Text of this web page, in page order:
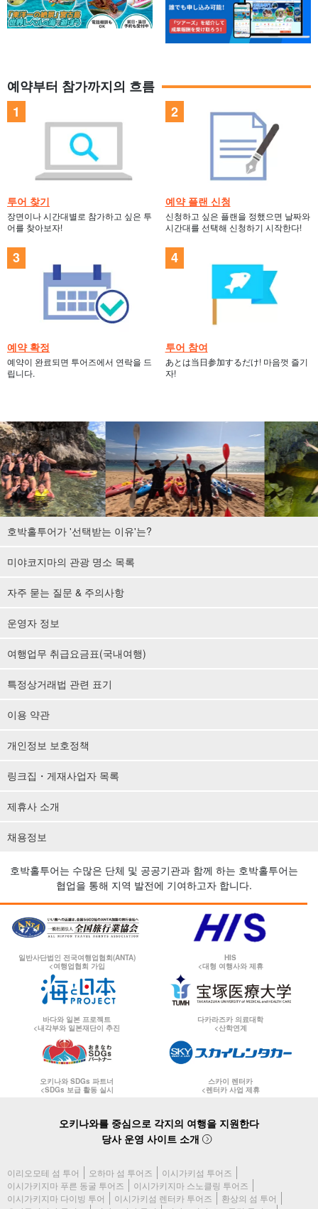
예약부터 참가까지의 흐름
투어 찾기
장면이나 시간대별로 참가하고 싶은 투
어를 찾아보자!
예약 플랜 신청
신청하고 싶은 플랜을 정했으면 날짜와
시간대를 선택해 신청하기 시작한다!
예약 확정
예약이 완료되면 투어즈에서 연락을 드
립니다.
투어 참여
あとは当日参加するだけ! 마음껏 즐기
자!
호박홀투어가 '선택받는 이유'는?
미야코지마의 관광 명소 목록
자주 묻는 질문 & 주의사항
운영자 정보
여행업무 취급요금표(국내여행)
특정상거래법 관련 표기
이용 약관
개인정보 보호정책
링크집・게재사업자 목록
제휴사 소개
채용정보
호박홀투어는 수많은 단체 및 공공기관과 함께 하는 호박홀투어는
협업을 통해 지역 발전에 기여하고자 합니다.
일반사단법인 전국여행업협회(ANTA)
<여행업협회 가입
HIS
<대형 여행사와 제휴
바다와 일본 프로젝트
<내각부와 일본재단이 추진
다카라즈카 의료대학
<산학연계
오키나와 SDGs 파트너
<SDGs 보급 활동 실시
스카이 렌터카
<렌터카 사업 제휴
오키나와를 중심으로 각지의 여행을 지원한다
당사 운영 사이트 소개
이리오모테 섬 투어 오하마 섬 투어즈
이시가키섬 투어즈
이시가키지마 푸른 동굴 투어즈
이시가키지마 스노클링 투어즈
이시가키지마 다이빙 투어
이시가키섬 렌터카 투어즈
환상의 섬 투어